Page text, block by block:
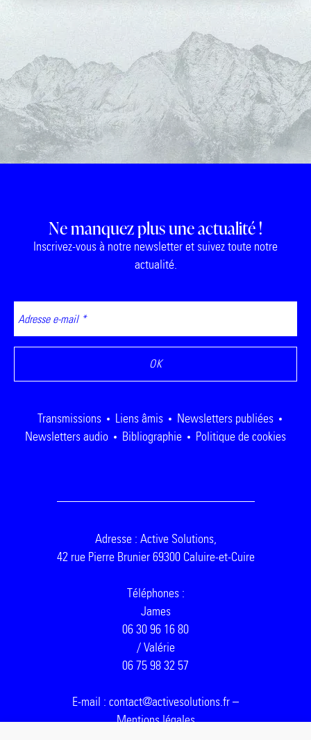
Ne manquez plus une actualité !
Inscrivez-vous à notre newsletter et suivez toute notre
actualité.
Transmissions Liens âmis
Newsletters publiées
Newsletters audio
Bibliographie Politique de cookies
Adresse : Active Solutions,
42 rue Pierre Brunier 69300 Caluire-et-Cuire
Téléphones :
James
06 30 96 16 80
/ Valérie
06 75 98 32 57
E-mail : contact@activesolutions.fr –
Mentions légales